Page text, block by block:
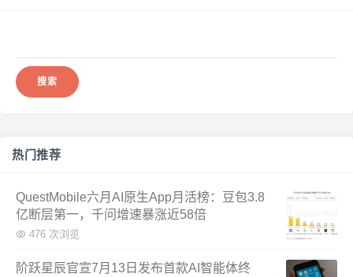
热门推荐
QuestMobile六月AI原生App月活榜：豆包3.8
亿断层第一，千问增速暴涨近58倍
476 次浏览
阶跃星辰官宣7月13日发布首款AI智能体终